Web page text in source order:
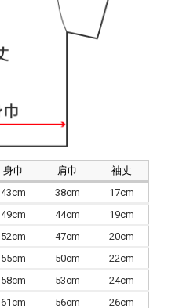
身巾 肩巾
袖丈
43cm 38cm
17cm
49cm 44cm
19cm
52cm 47cm
20cm
55cm 50cm
22cm
58cm 53cm
24cm
61cm 56cm 26cm